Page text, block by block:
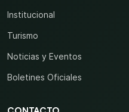
Institucional
Turismo
Noticias y Eventos
Boletines Oficiales